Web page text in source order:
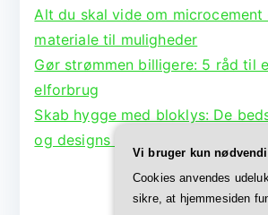
Alt du skal vide om microcement
materiale til muligheder
Gør strømmen billigere: 5 råd til
elforbrug
Skab hygge med bloklys: De
og designs til lysestager
Vi bruger kun
Cookies anvendes
sikre, at hjemmesiden